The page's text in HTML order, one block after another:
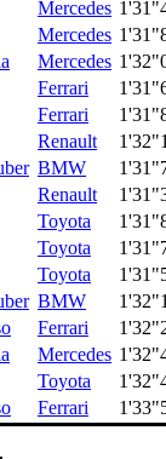
Mercedes
Mercedes
Mercedes
Ferrari
Ferrari
Renault
BMW
Renault
Toyota
Toyota
Toyota
BMW
Ferrari
Mercedes
Toyota
Ferrari